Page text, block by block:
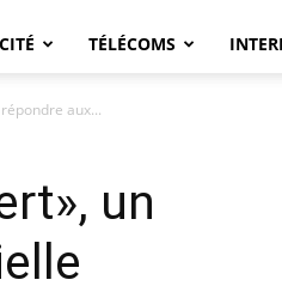
TÉLÉCOMS
aux...
un